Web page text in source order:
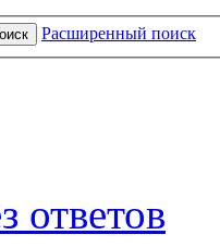
Расширенный поиск
ответов